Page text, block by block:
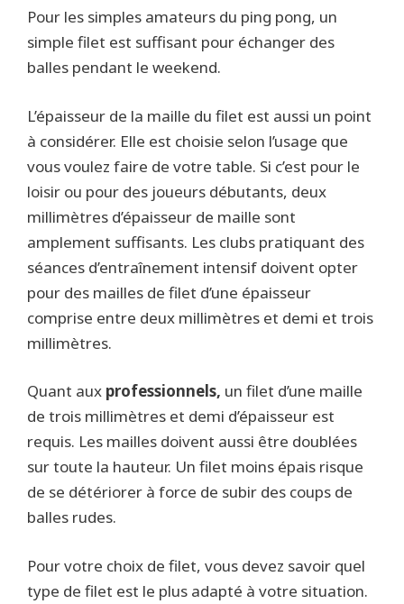
Pour les simples amateurs du ping pong, un
simple filet est suffisant pour échanger des
balles pendant le weekend.
L’épaisseur de la maille du filet est aussi un point
à considérer. Elle est choisie selon l’usage que
vous voulez faire de votre table. Si c’est pour le
loisir ou pour des joueurs débutants, deux
millimètres d’épaisseur de maille sont
amplement suffisants. Les clubs pratiquant des
séances d’entraînement intensif doivent opter
pour des mailles de filet d’une épaisseur
comprise entre deux millimètres et demi et trois
millimètres.
Quant aux professionnels, un filet d’une maille
de trois millimètres et demi d’épaisseur est
requis. Les mailles doivent aussi être doublées
sur toute la hauteur. Un filet moins épais risque
de se détériorer à force de subir des coups de
balles rudes.
Pour votre choix de filet, vous devez savoir quel
type de filet est le plus adapté à votre situation.